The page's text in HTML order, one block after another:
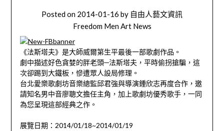
Posted on 2014-01-16 by 自由人藝文資訊
Freedom Men Art News
《法斯塔夫》是大師威爾第生平最後一部歌劇作品。
劇中描述好色貪婪的胖老頭─法斯塔夫，平時偷拐搶騙，這
次卻踢到大鐵板，慘遭眾人設局修理。
台北愛樂歌劇坊音樂總監邱君強與導演鍾欣志再度合作，邀
請知名男中音廖聰文擔任主角，加上歌劇坊優秀歌手，一同
為您呈現這部經典之作。
展覽日期：2014/01/18~2014/01/19